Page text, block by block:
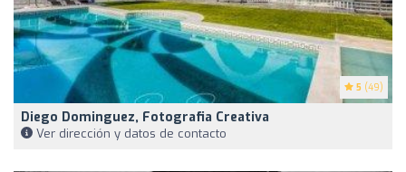
5 (49)
Diego Dominguez, Fotografia Creativa
Ver dirección y datos de contacto